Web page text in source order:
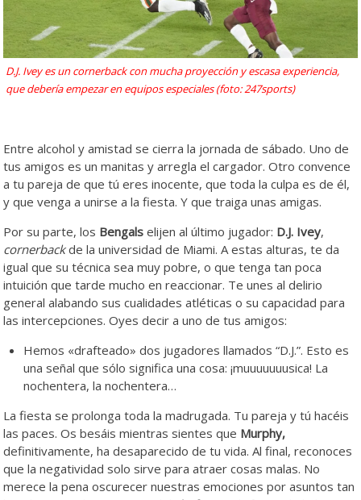
D.J. Ivey es un cornerback con mucha proyección y escasa experiencia,
que debería empezar en equipos especiales (foto: 247sports)
Entre alcohol y amistad se cierra la jornada de sábado. Uno de
tus amigos es un manitas y arregla el cargador. Otro convence
a tu pareja de que tú eres inocente, que toda la culpa es de él,
y que venga a unirse a la fiesta. Y que traiga unas amigas.
Por su parte, los Bengals elijen al último jugador: D.J. Ivey,
cornerbackde la universidad de Miami. A estas alturas, te da
igual que su técnica sea muy pobre, o que tenga tan poca
intuición que tarde mucho en reaccionar. Te unes al delirio
general alabando sus cualidades atléticas o su capacidad para
las intercepciones. Oyes decir a uno de tus amigos:
Hemos «drafteado» dos jugadores llamados “D.J.”. Esto es
una señal que sólo significa una cosa: ¡muuuuuuusica! La
nochentera, la nochentera…
La fiesta se prolonga toda la madrugada. Tu pareja y tú hacéis
las paces. Os besáis mientras sientes que Murphy,
definitivamente, ha desaparecido de tu vida. Al final, reconoces
que la negatividad solo sirve para atraer cosas malas. No
merece la pena oscurecer nuestras emociones por asuntos tan